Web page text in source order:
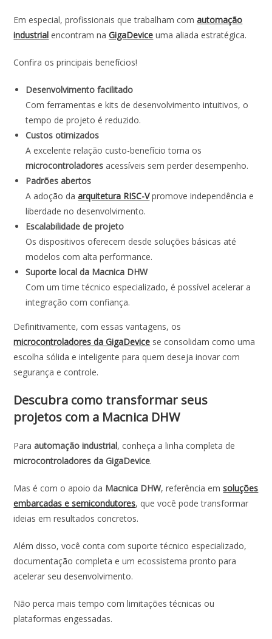
Em especial, profissionais que trabalham comautomação
industrial encontram naGigaDevice uma aliada estratégica.
Confira os principais benefícios!
Desenvolvimento facilitado
Com ferramentas e kits de desenvolvimento intuitivos, o
tempo de projeto é reduzido.
Custos otimizados
A excelente relação custo-benefício torna os
microcontroladores acessíveis sem perder desempenho.
Padrões abertos
A adoção daarquitetura RISC-Vpromove independência e
liberdade no desenvolvimento.
Escalabilidade de projeto
Os dispositivos oferecem desde soluções básicas até
modelos com alta performance.
Suporte local da Macnica DHW
Com um time técnico especializado, é possível acelerar a
integração com confiança.
Definitivamente, com essas vantagens, os
microcontroladores da GigaDevice se consolidam como uma
escolha sólida e inteligente para quem deseja inovar com
segurança e controle.
Descubra como transformar seus
projetos com a Macnica DHW
Paraautomação industrial, conheça a linha completa de
microcontroladores da GigaDevice.
Mas é com o apoio da Macnica DHW, referência emsoluções
embarcadas e semicondutores, que você pode transformar
ideias em resultados concretos.
Além disso, você conta com suporte técnico especializado,
documentação completa e um ecossistema pronto para
acelerar seu desenvolvimento.
Não perca mais tempo com limitações técnicas ou
plataformas engessadas.